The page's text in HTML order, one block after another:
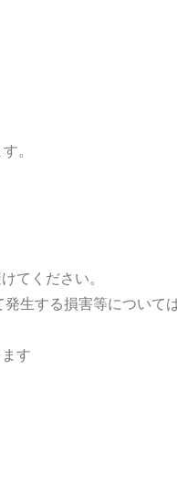
。
てください。
生する損害等について
す